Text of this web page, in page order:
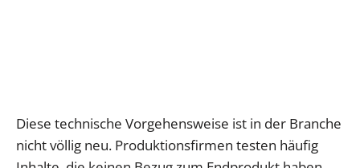
Diese technische Vorgehensweise ist in der Branche
nicht völlig neu. Produktionsfirmen testen häufig